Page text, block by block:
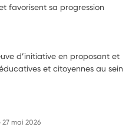
favorisent sa progression
d’initiative en proposant et
et citoyennes au sein
27 mai 2026